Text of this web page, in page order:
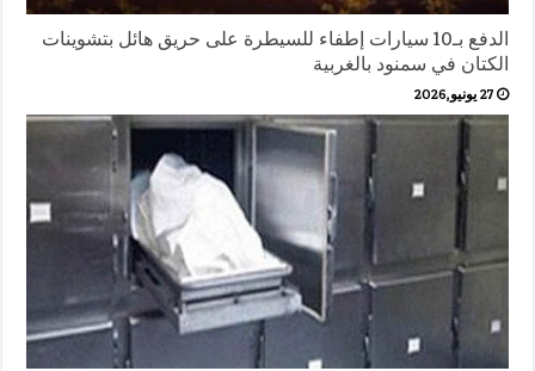
الدفع بـ10 سيارات إطفاء للسيطرة على حريق هائل بتشوينات
الكتان في سمنود بالغربية
27 يونيو,2026